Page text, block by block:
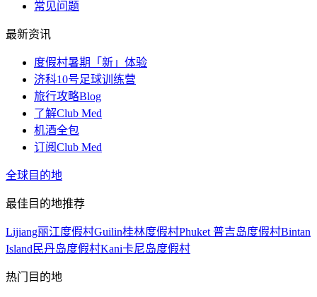
常见问题
最新资讯
度假村暑期「新」体验
济科10号足球训练营
旅行攻略Blog
了解Club Med
机酒全包
订阅Club Med
全球目的地
最佳目的地推荐
Lijiang丽江度假村Guilin桂林度假村Phuket 普吉岛度假村Bintan
Island民丹岛度假村Kani卡尼岛度假村
热门目的地